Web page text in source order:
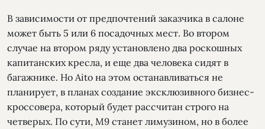
В зависимости от предпочтений заказчика в салоне
может быть 5 или 6 посадочных мест. Во втором
случае на втором ряду установлено два роскошных
капитанских кресла, и еще два человека сидят в
багажнике. Но Aito на этом останавливаться не
планирует, в планах создание эксклюзивного бизнес-
кроссовера, который будет рассчитан строго на
четверых. По сути, М9 станет лимузином, но в более